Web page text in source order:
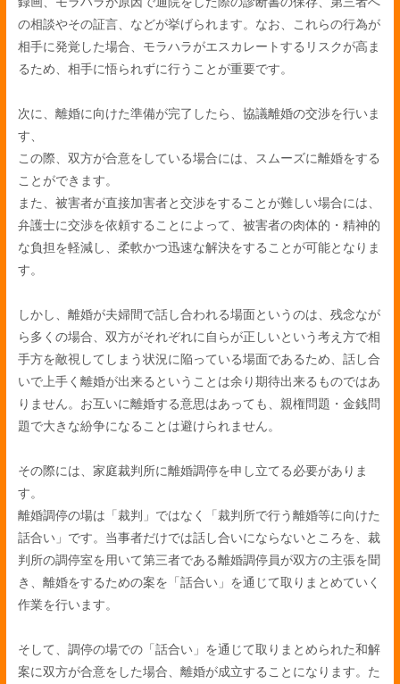
の相談やその証言、などが挙げられます。なお、これらの行為が
相手に発覚した場合、モラハラがエスカレートするリスクが高ま
るため、相手に悟られずに行うことが重要です。
次に、離婚に向けた準備が完了したら、協議離婚の交渉を行いま
す、
この際、双方が合意をしている場合には、スムーズに離婚をする
ことができます。
また、被害者が直接加害者と交渉をすることが難しい場合には、
弁護士に交渉を依頼することによって、被害者の肉体的・精神的
な負担を軽減し、柔軟かつ迅速な解決をすることが可能となりま
す。
しかし、離婚が夫婦間で話し合われる場面というのは、残念なが
ら多くの場合、双方がそれぞれに自らが正しいという考え方で相
手方を敵視してしまう状況に陥っている場面であるため、話し合
いで上手く離婚が出来るということは余り期待出来るものではあ
りません。お互いに離婚する意思はあっても、親権問題・金銭問
題で大きな紛争になることは避けられません。
その際には、家庭裁判所に離婚調停を申し立てる必要がありま
す。
離婚調停の場は「裁判」ではなく「裁判所で行う離婚等に向けた
話合い」です。当事者だけでは話し合いにならないところを、裁
判所の調停室を用いて第三者である離婚調停員が双方の主張を聞
き、離婚をするための案を「話合い」を通じて取りまとめていく
作業を行います。
そして、調停の場での「話合い」を通じて取りまとめられた和解
案に双方が合意をした場合、離婚が成立することになります。た